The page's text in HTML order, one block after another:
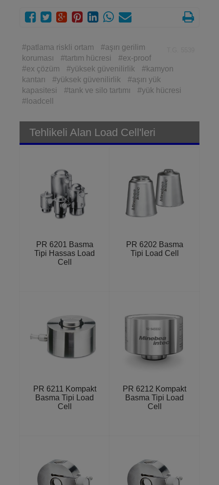
#patlama riskli ortam
#aşırı gerilim
koruması
#tartım hücresi
#ex-proof
#ex çözüm
#yüksek güvenilirlik
#kamyon
kantarı
#yüksek güvenilirlik
#aşırı yük
kapasitesi
#tank ve silo tartımı
#yük hücresi
#loadcell
Tehlikeli Alan Load Cell'leri
PR 6201 Basma
Tipi Hassas Load
Cell
PR 6202 Basma
Tipi Load Cell
PR 6211 Kompakt
Basma Tipi Load
Cell
PR 6212 Kompakt
Basma Tipi Load
Cell